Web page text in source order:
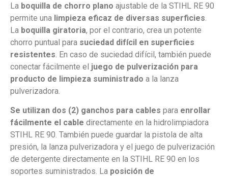
La boquilla de chorro plano ajustable de la STIHL RE 90
permite una limpieza eficaz de diversas superficies
La boquilla giratoria, por el contrario, crea un potente
chorro puntual para suciedad difícil en superficies
resistentes . En caso de suciedad difícil, también puede
conectar fácilmente el juego de pulverización para
producto de limpieza suministrado a la lanza
pulverizadora.
Se utilizan dos (2) ganchos para cables para enrollar
fácilmente el cable directamente en la hidrolimpiadora
STIHL RE 90. También puede guardar la pistola de alta
presión, la lanza pulverizadora y el juego de pulverización
de detergente directamente en la STIHL RE 90 en los
soportes suministrados. La posición de